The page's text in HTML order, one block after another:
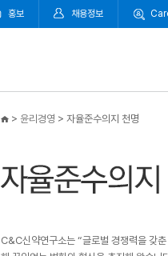
홍보 채용정보
> 윤리경영 > 자율준수의지 천명
C&C신약연구소는 “글로벌 경쟁력을 갖